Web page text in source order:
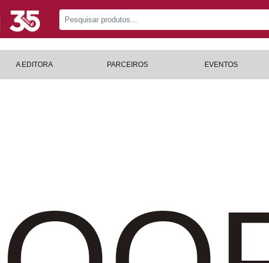
A EDITORA PARCEIROS EVENTOS